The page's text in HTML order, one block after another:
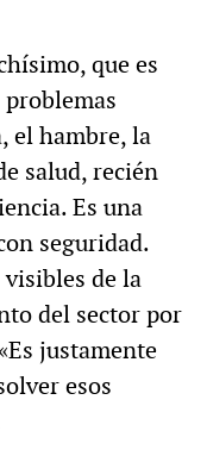
que es
el hambre, la
salud, recién
Es una
seguridad.
visibles de la
del sector por
justamente
esos